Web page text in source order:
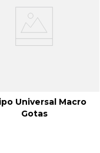
Universal Macro
Gotas